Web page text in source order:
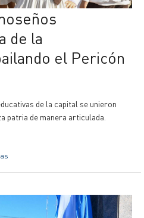
de la
el Pericón
de la capital se unieron
patria de manera articulada.